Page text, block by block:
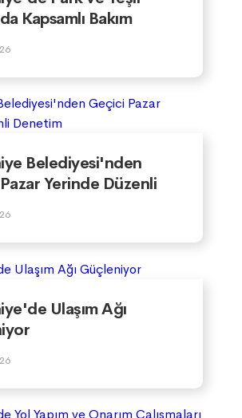
Kapsamlı Bakım
Sürüyor
Belediyesi'nden
Yerinde Düzenli
Ulaşım Ağı